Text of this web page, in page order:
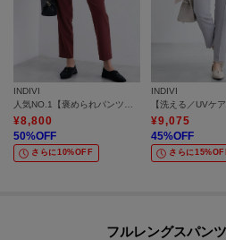
INDIVI
人気NO.1【褒められパンツ／高ストレッチ／ウエストゴム】タックテーパードパンツ
¥8,800
50%OFF
さらに10%OFF
INDIVI
¥9,075
45%OFF
さらに
フルレングスパン